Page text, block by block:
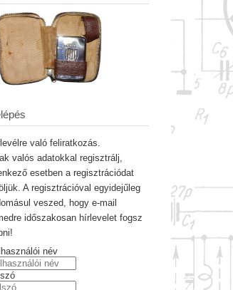
való feliratkozás.
valós adatokkal regisztrálj,
esetben a regisztrációdat
A regisztrációval egyidejűleg
veszed, hogy e-mail
időszakosan hírlevelet fogsz
név